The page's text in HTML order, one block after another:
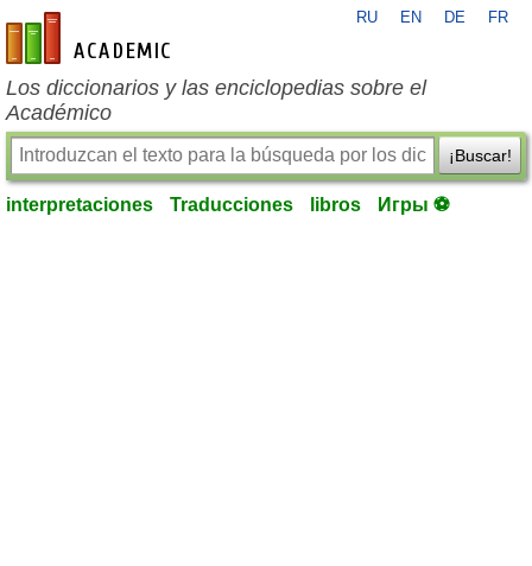
es-academic.com
RU EN DE FR
Los diccionarios y las enciclopedias sobre el
Académico
¡Buscar!
interpretaciones Traducciones libros Игры ⚽